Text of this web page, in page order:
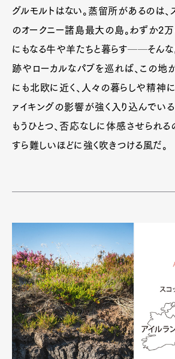
グルモルトはない。蒸留所があるのは、
のオークニー諸島最大の島。わずか2
にもなる牛や羊たちと暮らす──そん
跡やローカルなパブを巡れば、この
にも北欧に近く、人々の暮らしや精神
ァイキングの影響が強く入り込んでいる
もうひとつ、否応なしに体感させられる
すら難しいほどに強く吹きつける風だ。